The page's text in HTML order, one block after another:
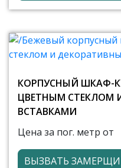
КОРПУСНЫЙ ШКАФ-
ЦВЕТНЫМ СТЕКЛОМ
ВСТАВКАМИ
Цена за пог. метр от
ВЫЗВАТЬ